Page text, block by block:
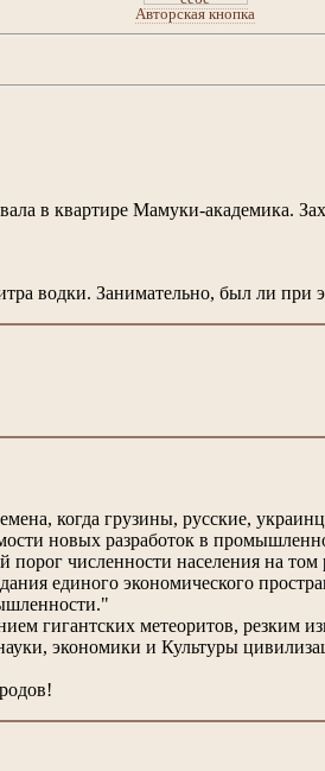
Авторская кнопка
в квартире Мамуки-академика.
водки. Занимательно, был ли при
когда грузины, русские,
новых разработок в
численности населения на том
единого экономического
гигантских метеоритов, резким
экономики и Культуры